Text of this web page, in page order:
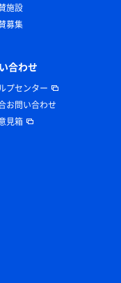
施設
募集
合わせ
プセンター
お問い合わせ
見箱